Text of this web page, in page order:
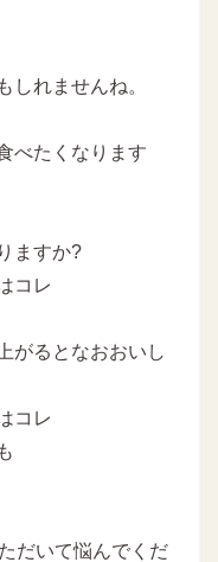
しれませんね。
べたくなります
ますか?
コレ
がるとなおおいし
コレ
だいて悩んでくだ